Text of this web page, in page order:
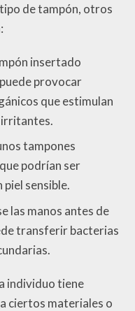
de tampón, otros
insertado
provocar
que estimulan
irritantes.
tampones
podrían ser
sensible.
las manos antes de
transferir bacterias
individuo tiene
ciertos materiales o